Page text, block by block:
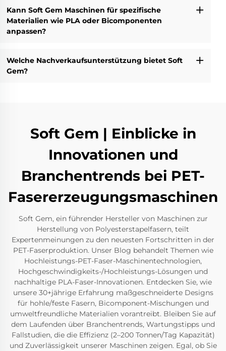
Kann Soft Gem Maschinen für spezifische
Materialien wie PLA oder Bicomponenten
anpassen?
Welche Nachverkaufsunterstützung bietet Soft
Gem?
Soft Gem | Einblicke in
Innovationen und
Branchentrends bei PET-
Fasererzeugungsmaschinen
Soft Gem, ein führender Hersteller von Maschinen zur
Herstellung von Polyesterstapelfasern, teilt
Expertenmeinungen zu den neuesten Fortschritten in der
PET-Faserproduktion. Unser Blog behandelt Themen wie
Hochleistungs-PET-Faser-Maschinentechnologien,
Hochgeschwindigkeits-/Hochleistungs-Lösungen und
nachhaltige PLA-Faser-Innovationen. Entdecken Sie, wie
unsere 30+jährige Erfahrung maßgeschneiderte Designs
für hohle/feste Fasern, Bicomponent-Mischungen und
umweltfreundliche Materialien vorantreibt. Bleiben Sie auf
dem Laufenden über Branchentrends, Wartungstipps und
Fallstudien, die die Effizienz (2–200 Tonnen/Tag Kapazität)
und Zuverlässigkeit unserer Maschinen zeigen. Egal, ob Sie